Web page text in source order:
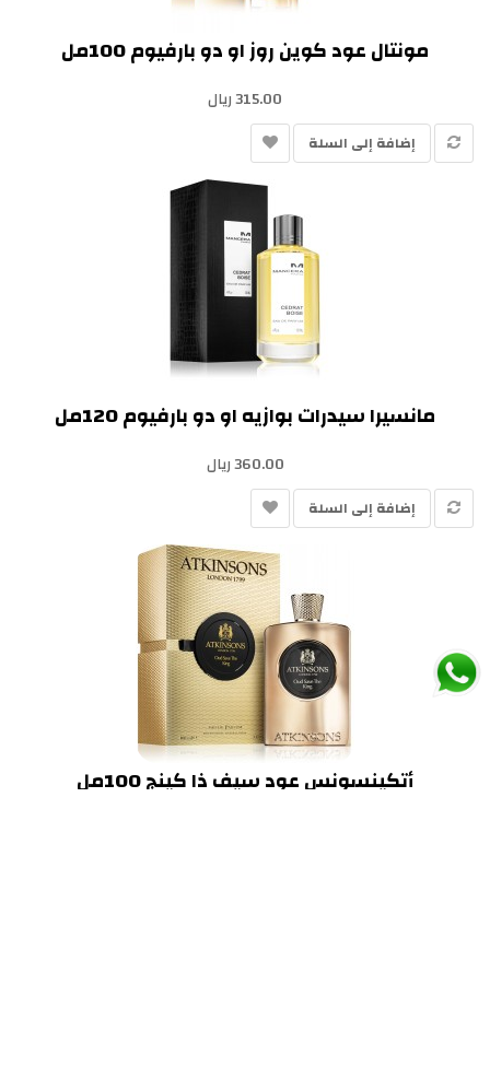
مونتال عود كوين روز او دو بارفيوم 100مل
315.00 ريال
إضافة إلى السلة
مانسيرا سيدرات بوازيه او دو بارفيوم 120مل
360.00 ريال
إضافة إلى السلة
أتكينسونس عود سيف ذا كينج 100مل